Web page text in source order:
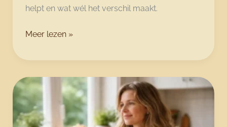
helpt en wat wél het verschil maakt.
Depressie
ontslag:
van
naar
jezelf
Meer lezen »